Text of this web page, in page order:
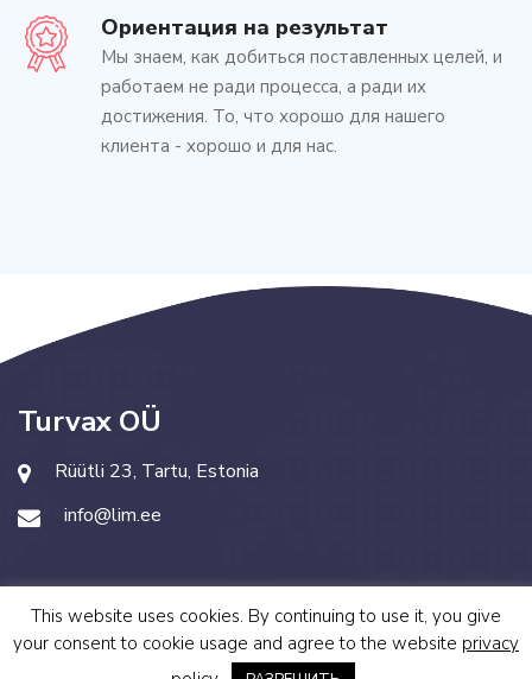
Ориентация на результат
Мы знаем, как добиться поставленных целей, и
работаем не ради процесса, а ради их
достижения. То, что хорошо для нашего
клиента - хорошо и для нас.
Turvax OÜ
Rüütli 23, Tartu, Estonia
info@lim.ee
©Lead Internet Marketing . All Rights Reserved
This website uses cookies. By continuing to use it, you give
your consent to cookie usage and agree to the website privacy